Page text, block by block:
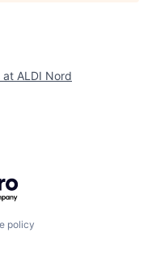
at ALDI Nord
policy